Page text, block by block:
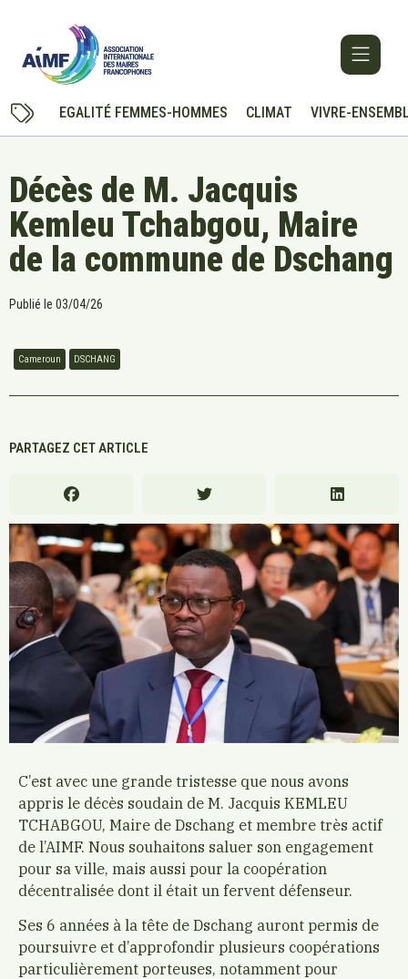
EGALITÉ FEMMES-HOMMES CLIMAT VIVRE-
Décès de M. Jacquis
Kemleu Tchabgou, Maire
de la commune de Dschang
Publié le 03/04/26
Cameroun DSCHANG
PARTAGEZ CET ARTICLE
C’est avec une grande tristesse que nous avons
appris le décès soudain de M. Jacquis KEMLEU
TCHABGOU, Maire de Dschang et membre très actif
de l’AIMF. Nous souhaitons saluer son engagement
pour sa ville, mais aussi pour la coopération
décentralisée dont il était un fervent défenseur.
Ses 6 années à la tête de Dschang auront permis de
poursuivre et d’approfondir plusieurs coopérations
particulièrement porteuses, notamment pour